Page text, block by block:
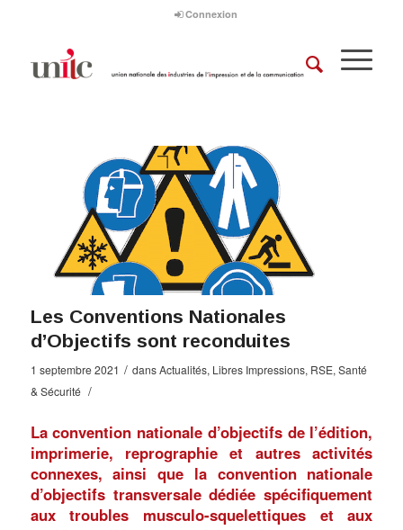
Connexion
Les Conventions Nationales
d’Objectifs sont reconduites
1 septembre 2021 / dansActualités, Libres Impressions, RSE, Santé
& Sécurité /
La convention nationale d’objectifs de l’édition,
imprimerie, reprographie et autres activités
connexes, ainsi que la convention nationale
d’objectifs transversale dédiée spécifiquement
aux troubles musculo-squelettiques et aux